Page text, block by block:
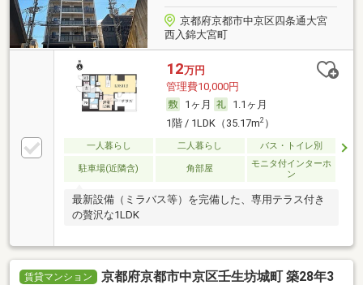
京都府京都市中京区四条通大宮
西入錦大宮町
12万円
管理費10,000円
1ヶ月
1.1ヶ月
1階 / 1LDK（35.17m2）
一人暮らし 二人暮らし バス・トイレ別
駐車場(近隣含) 角部屋
モニタ付インターホ
ン
最新設備（ミラバス等）を完備した、専用テラス付き
の贅沢な1LDK
賃貸マンション
京都府京都市中京区壬生坊城町 築28年3